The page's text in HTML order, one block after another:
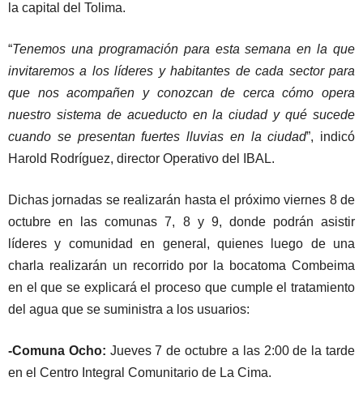
la capital del Tolima.
“Tenemos una programación para esta semana en la que
invitaremos a los líderes y habitantes de cada sector para
que nos acompañen y conozcan de cerca cómo opera
nuestro sistema de acueducto en la ciudad y qué sucede
cuando se presentan fuertes lluvias en la ciudad”, indicó
Harold Rodríguez, director Operativo del IBAL.
Dichas jornadas se realizarán hasta el próximo viernes 8 de
octubre en las comunas 7, 8 y 9, donde podrán asistir
líderes y comunidad en general, quienes luego de una
charla realizarán un recorrido por la bocatoma Combeima
en el que se explicará el proceso que cumple el tratamiento
del agua que se suministra a los usuarios:
-Comuna Ocho: Jueves 7 de octubre a las 2:00 de la tarde
en el Centro Integral Comunitario de La Cima.